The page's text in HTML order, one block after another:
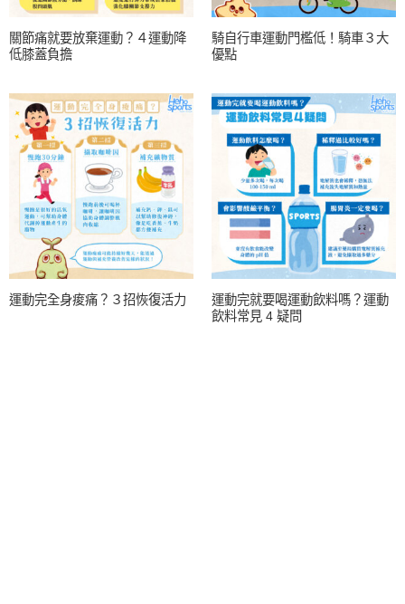
關節痛就要放棄運動？４運動降
低膝蓋負擔
騎自行車運動門檻低！騎車３大
優點
運動完全身痠痛？３招恢復活力
運動完就要喝運動飲料嗎？運動
飲料常見 4 疑問